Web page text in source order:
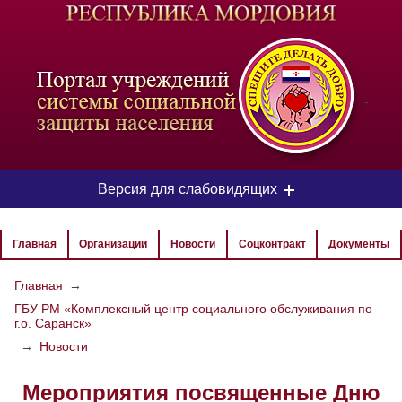
-
Версия для слабовидящих
ЦВЕТОВАЯ СХЕМА
РАЗМЕР ТЕКСТА
ИЗОБРАЖЕНИЯ
Главная Организации Новости Соцконтракт Документы
Главная
→
ГБУ РМ «Комплексный центр социального обслуживания по
г.о. Саранск»
→
Новости
Мероприятия посвященные Дню